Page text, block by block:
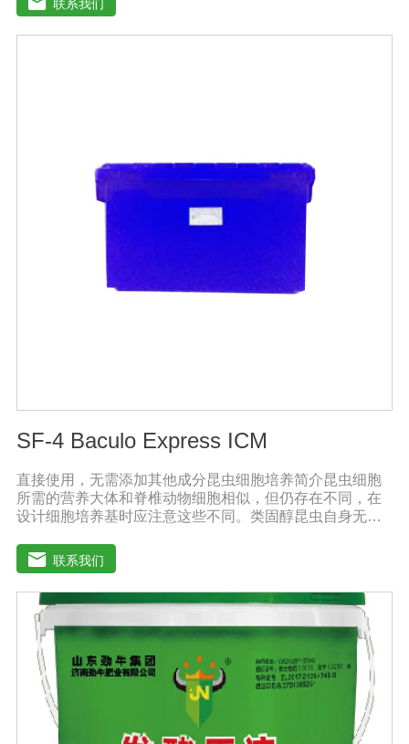
病害，营养全面，肥效持久，改善作物品质，增产幅度大
大提高。适应作物：各种粮、棉、油等大田作物，瓜果蔬
联系我们
SF-4 Baculo Express ICM
直接使用，无需添加其他成分昆虫细胞培养简介昆虫细胞
所需的营养大体和脊椎动物细胞相似，但仍存在不同，在
设计细胞培养基时应注意这些不同。类固醇昆虫自身无法
前体。氨基酸昆虫血液中氨基酸含量很高，培养基中氨基
酸含量也应较高。有机酸昆虫血液中游离有机酸的含量通
常较高，例如：柠檬酸、琥珀酸、草酸和苹果酸等。每只
昆虫体内游离有机酸含量为0.1-30毫摩尔。pH值、缓冲物
和酸碱指示剂昆虫组织液偏酸性，其值为6.2-6.9，因此昆
虫细胞培养基的pH值应在6.2-6.5之间。而大多数哺乳动物
细胞培养基的pH值在7.1-7.6之间。SF4 Baculo Express能
够在不同的培养环境中保持pH值,例如：暴露在空气中，或
在密闭容器中。昆虫细胞培养基的缓冲物为磷酸钠，并不
需要二氧化碳来保持pH值。昆虫细胞培养基不需添加酸碱
指示剂。因此添加了蛋白质水解产物的昆虫细胞培养基呈
联系我们